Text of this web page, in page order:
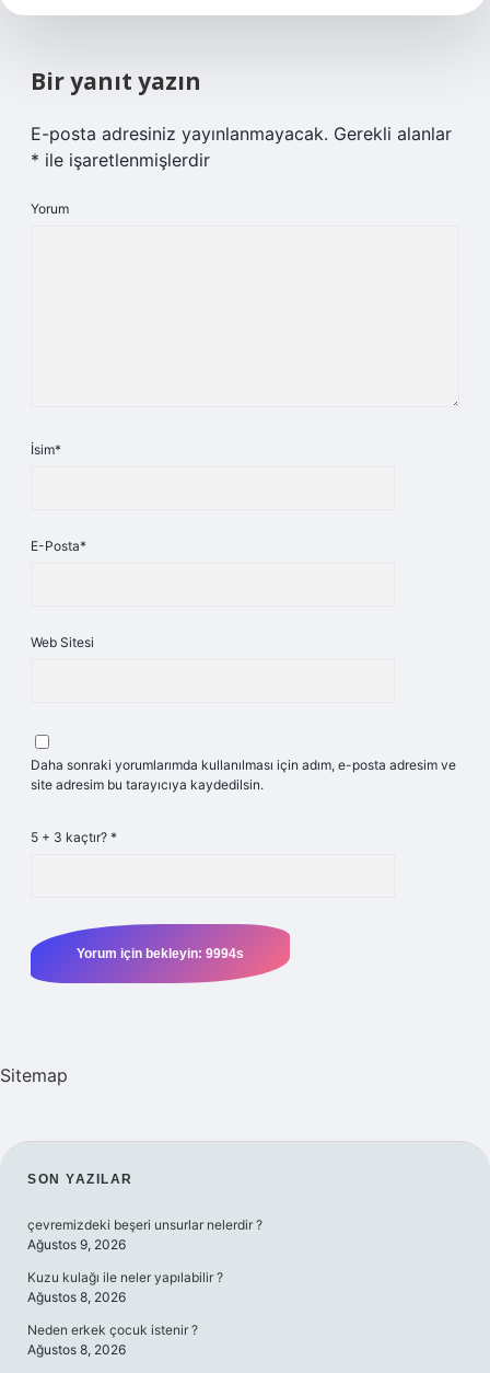
Bir yanıt yazın
E-posta adresiniz yayınlanmayacak. Gerekli alanlar
* ile işaretlenmişlerdir
Yorum
İsim*
E-Posta*
Web Sitesi
Daha sonraki yorumlarımda kullanılması için adım, e-posta adresim ve
site adresim bu tarayıcıya kaydedilsin.
5 + 3 kaçtır? *
Sitemap
SIDEBAR
SON YAZILAR
çevremizdeki beşeri unsurlar nelerdir ?
Ağustos 9, 2026
Kuzu kulağı ile neler yapılabilir ?
Ağustos 8, 2026
Neden erkek çocuk istenir ?
Ağustos 8, 2026